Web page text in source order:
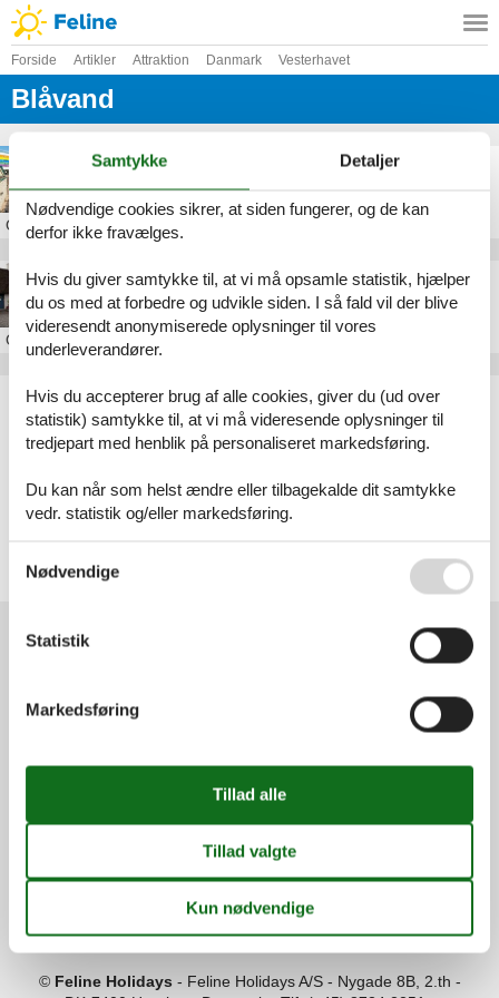
Forside Artikler Attraktion Danmark Vesterhavet
Blåvand
KUNSTHAVEN I VARDE GARTEN
Om Blåvand
Værktøjsmuseet Høvlehuset
Om Blåvand
Artikeltyper
Alle
Attraktion
Geografier
Alle
Blåvand
Om os
© Feline Holidays - Feline Holidays A/S- Nygade 8B, 2.th -
Samtykke Detaljer
Nødvendige cookies sikrer, at siden fungerer, og de kan
derfor ikke fravælges.
Hvis du giver samtykke til, at vi må opsamle statistik, hjælper
du os med at forbedre og udvikle siden. I så fald vil der blive
videresendt anonymiserede oplysninger til vores
underleverandører.
Hvis du accepterer brug af alle cookies, giver du (ud over
statistik) samtykke til, at vi må videresende oplysninger til
tredjepart med henblik på personaliseret markedsføring.
Du kan når som helst ændre eller tilbagekalde dit samtykke
vedr. statistik og/eller markedsføring.
Nødvendige
Statistik
Markedsføring